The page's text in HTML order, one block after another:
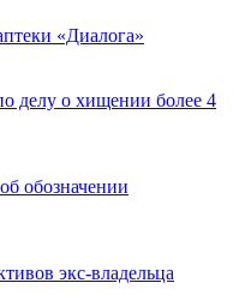
«Диалога»
делу о хищении более 4
обозначении
экс-владельца